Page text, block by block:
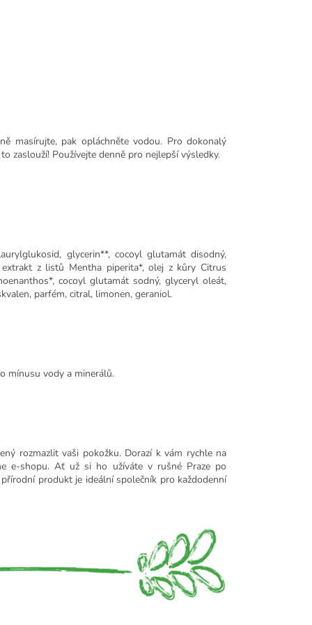
masírujte, pak opláchněte vodou. Pro dokonalý
zaslouží! Používejte denně pro nejlepší výsledky.
glycerin**, cocoyl glutamát disodný,
z listů Mentha piperita*, olej z kůry Citrus
cocoyl glutamát sodný, glyceryl oleát,
parfém, citral, limonen, geraniol.
mínusu vody a minerálů.
rozmazlit vaši pokožku. Dorazí k vám rychle na
e-shopu. Ať už si ho užíváte v rušné Praze po
produkt je ideální společník pro každodenní